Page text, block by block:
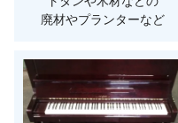
廃材やプランターなど